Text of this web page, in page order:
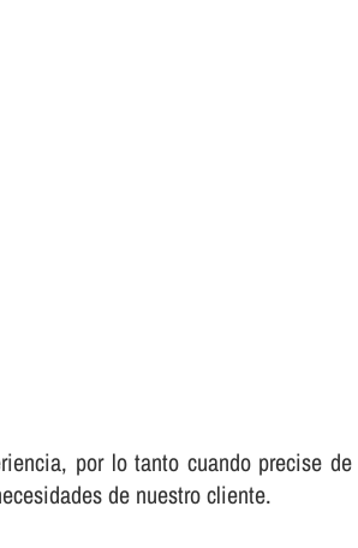
por lo tanto cuando precise
de nuestro cliente.